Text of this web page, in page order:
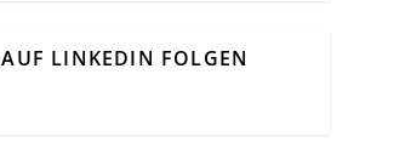
AUF LINKEDIN FOLGEN